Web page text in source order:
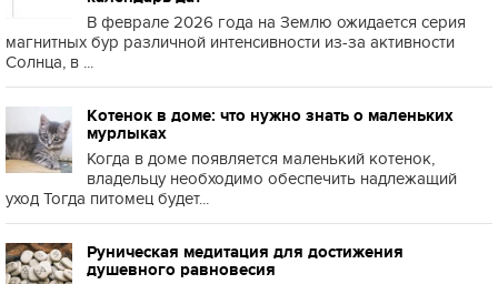
В феврале 2026 года на Землю ожидается серия
магнитных бур различной интенсивности из-за активности
Солнца, в ...
Котенок в доме: что нужно знать о маленьких
мурлыках
Когда в доме появляется маленький котенок,
владельцу необходимо обеспечить надлежащий
уход Тогда питомец будет...
Руническая медитация для достижения
душевного равновесия